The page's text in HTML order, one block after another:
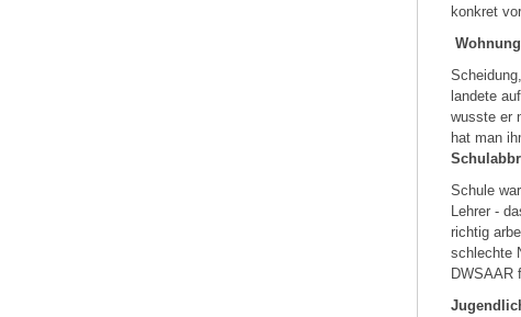
konkret
landete
wusste er
hat man
Schule
Lehrer -
richtig
schlechte
DWSAAR